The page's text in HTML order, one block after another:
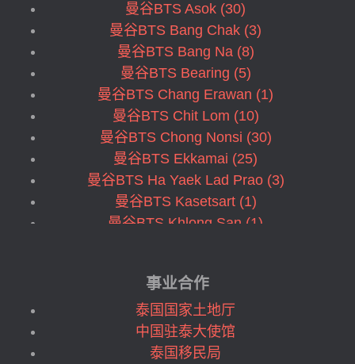
曼谷BTS Asok (30)
曼谷BTS Bang Chak (3)
曼谷BTS Bang Na (8)
曼谷BTS Bearing (5)
曼谷BTS Chang Erawan (1)
曼谷BTS Chit Lom (10)
曼谷BTS Chong Nonsi (30)
曼谷BTS Ekkamai (25)
曼谷BTS Ha Yaek Lad Prao (3)
曼谷BTS Kasetsart (1)
曼谷BTS Khlong San (1)
曼谷BTS Nana (7)
曼谷BTS Nation Stadium (3)
曼谷BTS On Nut (25)
曼谷BTS Phahon Yothin (2)
事业合作
泰国国家土地厅
中国驻泰大使馆
泰国移民局